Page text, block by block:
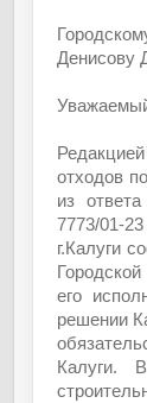
Денисову
отходов
из
7773/01-
г.Калуги
его
решении
Калуги.